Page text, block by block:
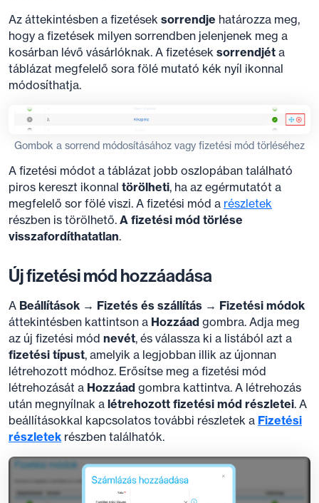
Az áttekintésben a fizetések sorrendje határozza meg,
hogy a fizetések milyen sorrendben jelenjenek meg a
kosárban lévő vásárlóknak. A fizetések sorrendjét a
táblázat megfelelő sora fölé mutató kék nyíl ikonnal
módosíthatja.
Gombok a sorrend módosításához vagy fizetési mód törléséhez
A fizetési módot a táblázat jobb oszlopában található
piros kereszt ikonnal törölheti, ha az egérmutatót a
megfelelő sor fölé viszi. A fizetési mód a részletek
részben is törölhető. A fizetési mód törlése
visszafordíthatatlan.
Új fizetési mód hozzáadása
A Beállítások → Fizetés és szállítás → Fizetési módok
áttekintésben kattintson a Hozzáad gombra. Adja meg
az új fizetési mód nevét, és válassza ki a listából azt a
fizetési típust, amelyik a legjobban illik az újonnan
létrehozott módhoz. Erősítse meg a fizetési mód
létrehozását a Hozzáad gombra kattintva. A létrehozás
után megnyílnak a létrehozott fizetési mód részletei. A
beállításokkal kapcsolatos további részletek a Fizetési
részletek részben találhatók.